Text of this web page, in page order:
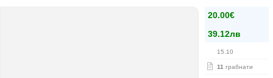
20.00€
39.12лв
15.10
11 грабнати